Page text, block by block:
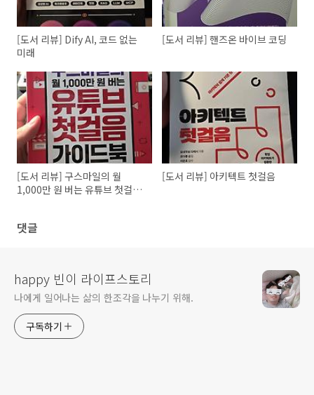
[도서 리뷰] Dify AI, 코드 없는
미래
[도서 리뷰] 핸즈온 바이브 코딩
[도서 리뷰] 구스마일의 월
1,000만 원 버는 유튜브 첫걸음
[도서 리뷰] 아키텍트 첫걸음
댓글
happy 빈이 라이프스토리
나에게 일어나는 삶의 한조각을 나누기 위해.
구독하기